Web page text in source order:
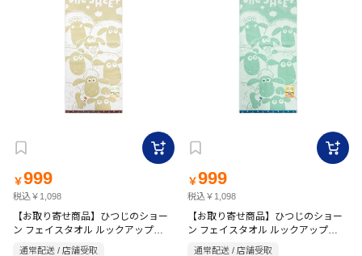
￥999
税込￥1,098
【お取り寄せ商品】ひつじのショー
ン フェイスタオル ルックアップ
34×80cm ベージュ
通常配送 / 店舗受取
￥999
税込￥1,098
【お取り寄せ商品】ひつじのショー
ン フェイスタオル ルックアップ
34×80cm グリーン
通常配送 / 店舗受取